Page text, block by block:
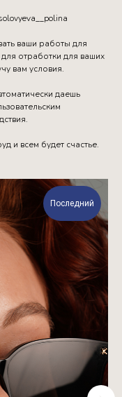
ваши работы для
отработки для ваших
вам условия.
даешь
и всем будет счастье.
Последний